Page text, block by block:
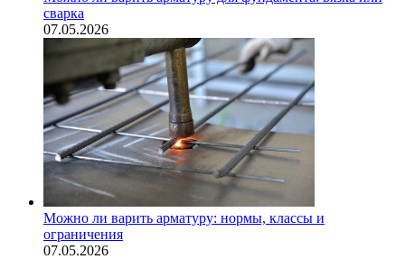
сварка
07.05.2026
Можно ли варить арматуру: нормы, классы и
ограничения
07.05.2026